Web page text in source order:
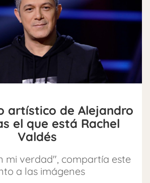
artístico de Alejandro
el que está Rachel
Valdés
mi verdad", compartía este
a las imágenes